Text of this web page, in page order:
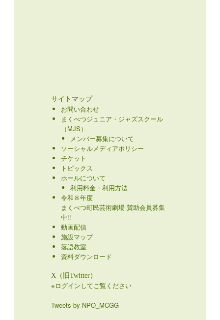
サイトマップ
お問い合わせ
まくべつジュニア・ジャズスクール
（MJS）
メンバー募集について
ソーシャルメディアポリシー
チケット
トピックス
ホールについて
利用料金・利用方法
令和８年度
まくべつ町民芸術劇場 賛助会員募集
中!!
動画配信
施設マップ
落語教室
資料ダウンロード
X（旧Twitter）
※ログインしてご覧ください
Tweets by NPO_MCGG